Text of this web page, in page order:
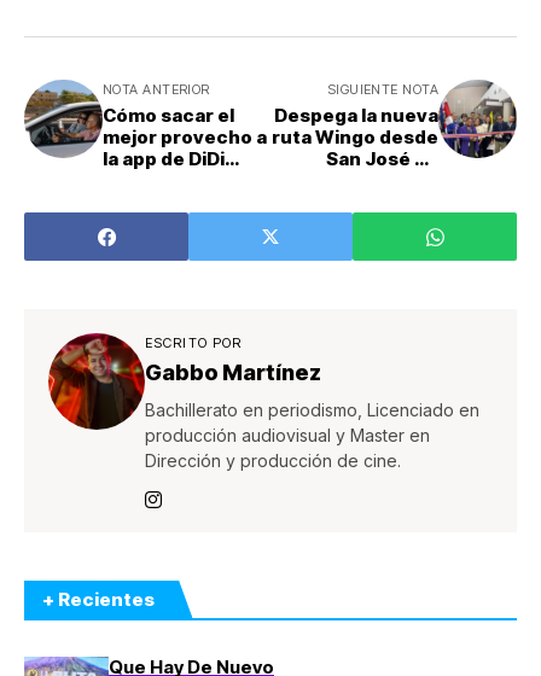
NOTA ANTERIOR
Cómo sacar el
mejor provecho a
la app de DiDi
SIGUIENTE NOTA
Despega la nueva
ruta Wingo desde
San José de
ESCRITO POR
Gabbo Martínez
Bachillerato en periodismo, Licenciado en
producción audiovisual y Master en
Dirección y producción de cine.
+ Recientes
Que Hay De Nuevo